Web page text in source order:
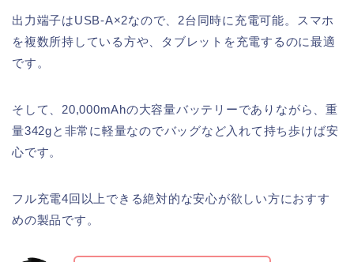
出力端子はUSB-A×2なので、2台同時に充電可能。スマホ
を複数所持している方や、タブレットを充電するのに最適
です。
そして、20,000mAhの大容量バッテリーでありながら、重
量342gと非常に軽量なのでバッグなど入れて持ち歩けば安
心です。
フル充電4回以上できる絶対的な安心が欲しい方におすす
めの製品です。